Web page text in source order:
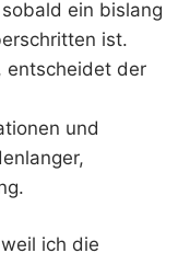
ein bislang
ist.
entscheidet der
und
ich die